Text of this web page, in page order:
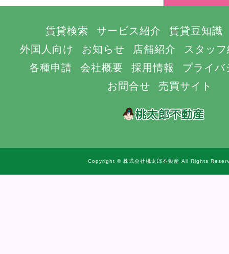
賃貸検索 サービス紹介
賃貸豆知識
外国人向け
お知らせ 店舗紹介
スタッ
各種申請
会社概要 採用情報
プライバ
お問合せ
売買サイト
Copyright © 株式会社桃太郎不動産 All Rights